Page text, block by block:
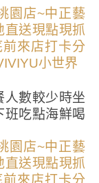
數較少時坐
吃點海鮮喝